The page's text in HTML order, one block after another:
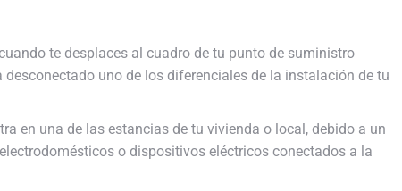
te desplaces al cuadro de tu punto de suministro
uno de los diferenciales de la instalación de tu
en una de las estancias de tu vivienda o local, debido a un
o dispositivos eléctricos conectados a la